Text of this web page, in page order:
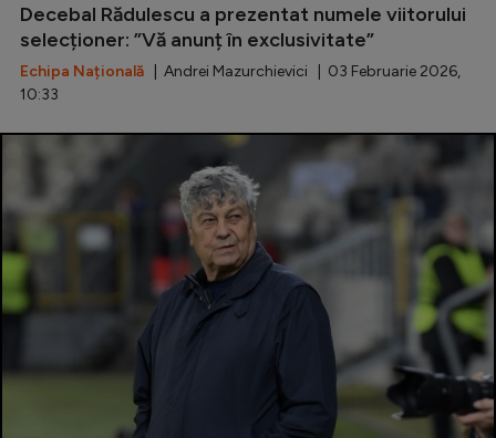
Decebal Rădulescu a prezentat numele viitorului
selecționer: ”Vă anunț în exclusivitate”
Echipa Națională | Andrei Mazurchievici | 03 Februarie 2026,
10:33